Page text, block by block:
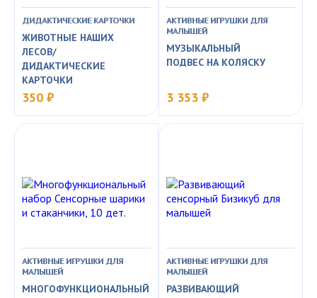
ДИДАКТИЧЕСКИЕ КАРТОЧКИ
ЖИВОТНЫЕ НАШИХ
ЛЕСОВ/
ДИДАКТИЧЕСКИЕ
КАРТОЧКИ
350 ₽
АКТИВНЫЕ ИГРУШКИ ДЛЯ
МАЛЫШЕЙ
МУЗЫКАЛЬНЫЙ
ПОДВЕС НА КОЛЯСКУ
3 353 ₽
АКТИВНЫЕ ИГРУШКИ ДЛЯ
МАЛЫШЕЙ
МНОГОФУНКЦИОНАЛЬНЫЙ
АКТИВНЫЕ ИГРУШКИ ДЛЯ
МАЛЫШЕЙ
РАЗВИВАЮЩИЙ